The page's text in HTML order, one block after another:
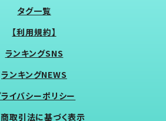
タグ一覧
【利用規約】
ランキングSNS
ランキングNEWS
イバシーポリシー
取引法に基づく表示